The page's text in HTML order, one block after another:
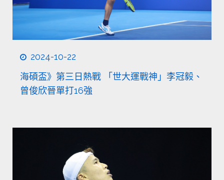
2024-10-22
海碩盃》第三日熱戰 「世大運戰神」李冠毅、
曾俊欣晉單打16強